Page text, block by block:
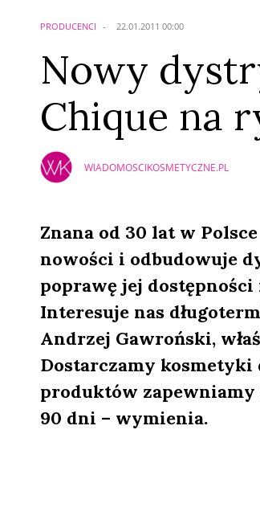
PRODUCENCI 22.01.2011 00:00
Nowy
Chique na
WIADOMOSCIKOSMETYCZNE.PL
Znana od 30 lat w
nowości i odbudowuje
poprawę jej
Interesuje nas
Andrzej Gawroński,
Dostarczamy kosmetyki
produktów zapewniamy
90 dni – wymienia.